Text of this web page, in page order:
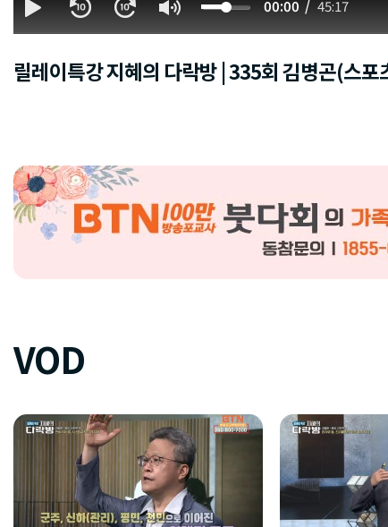
00:00 45:17
릴레이특강 지혜의 다락방 | 335회 김병곤(스